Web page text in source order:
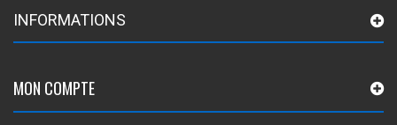
INFORMATIONS
MON COMPTE